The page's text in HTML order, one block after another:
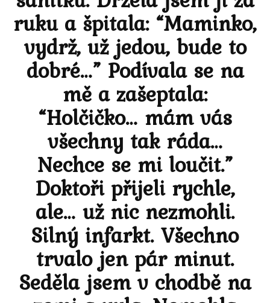
ruku a špitala: “Maminko,
vydrž, už jedou, bude to
dobré…” Podívala se na
mě a zašeptala:
“Holčičko… mám vás
všechny tak ráda…
Nechce se mi loučit.”
Doktoři přijeli rychle,
ale… už nic nezmohli.
Silný infarkt. Všechno
trvalo jen pár minut.
Seděla jsem v chodbě na